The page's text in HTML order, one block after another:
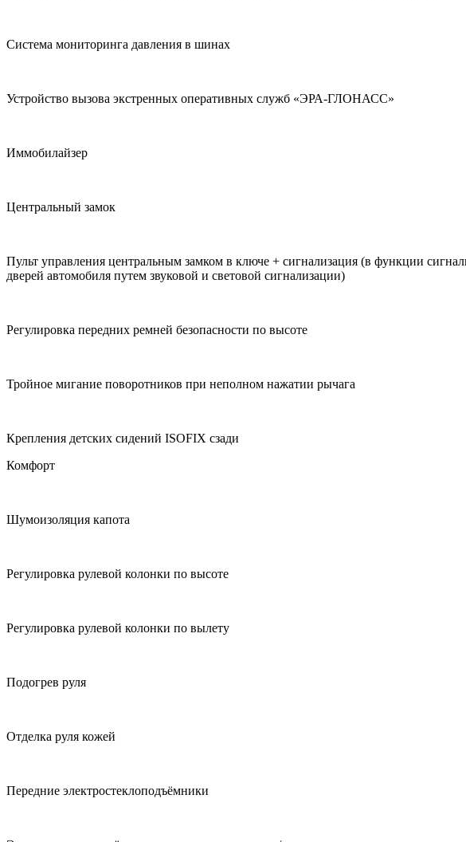
Система мониторинга давления в шинах
Устройство вызова экстренных оперативных служб «ЭРА-ГЛОНАСС»
Иммобилайзер
Центральный замок
Пульт управления центральным замком в ключе + сигнализация (в функции
дверей автомобиля путем звуковой и световой сигнализации)
Регулировка передних ремней безопасности по высоте
Тройное мигание поворотников при неполном нажатии рычага
Крепления детских сидений ISOFIX сзади
Комфорт
Шумоизоляция капота
Регулировка рулевой колонки по высоте
Регулировка рулевой колонки по вылету
Подогрев руля
Отделка руля кожей
Передние электростеклоподъёмники